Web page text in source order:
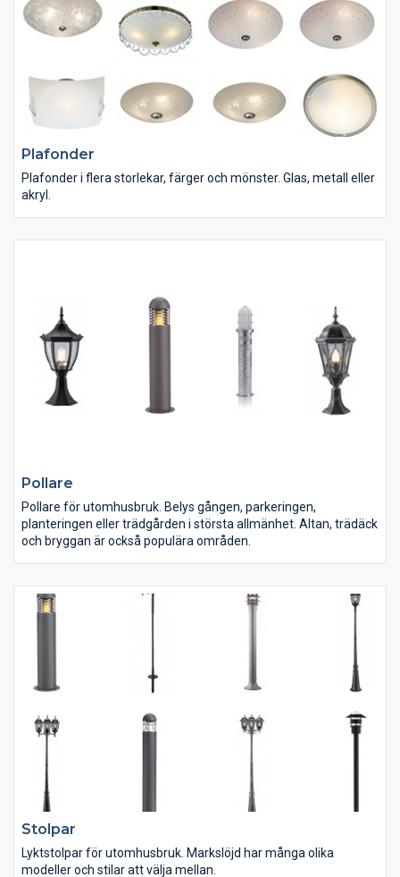
Plafonder
Plafonder i flera storlekar, färger och mönster. Glas, metall eller
akryl.
Pollare
Pollare för utomhusbruk. Belys gången, parkeringen,
planteringen eller trädgården i största allmänhet. Altan, trädäck
och bryggan är också populära områden.
Stolpar
Lyktstolpar för utomhusbruk. Markslöjd har många olika
modeller och stilar att välja mellan.